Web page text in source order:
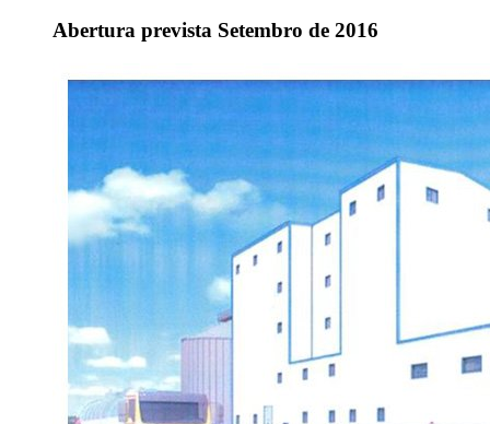
Abertura prevista Setembro de 2016